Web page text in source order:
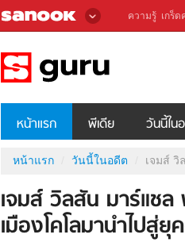
ความรู้ เกร็
หน้าแรก พีเดีย วันนี้ใน
หน้าแรก วันนี้ในอดีต เจมส์
เจมส์ วิลสัน มาร์แชล
เมืองโคโลมานำไปสู่